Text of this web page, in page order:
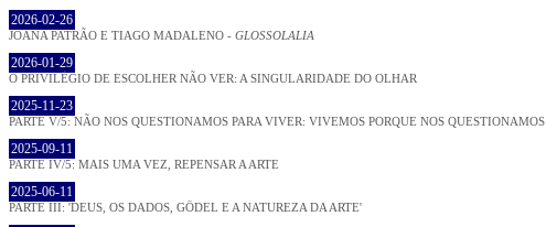
2026-02-26
JOANA PATRÃO E TIAGO MADALENO - GLOSSOLALIA
2026-01-29
O PRIVILÉGIO DE ESCOLHER NÃO VER: A SINGULARIDADE DO OLHAR
2025-11-23
PARTE V/5: NÃO NOS QUESTIONAMOS PARA VIVER: VIVEMOS PORQUE NOS QUESTIONAMOS
2025-09-11
PARTE IV/5: MAIS UMA VEZ, REPENSAR A ARTE
2025-06-11
PARTE III: 'DEUS, OS DADOS, GÖDEL E A NATUREZA DA ARTE'